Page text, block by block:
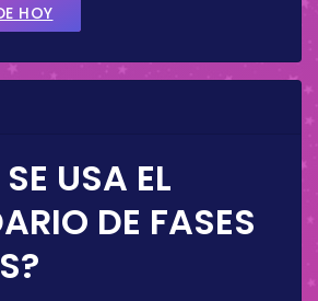
HOY
USA EL
DE FASES